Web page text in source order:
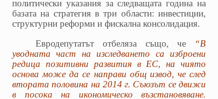
политически указания за следващата година на
базата на стратегия в три области: инвестиции,
структурни реформи и фискална консолидация.
Евродепутатът отбеляза също, че “В
уводната част на изследването са изброени
редица позитивни развития в ЕС, на чиято
основа може да се направи общ извод, че след
втората половина на 2014 г. Съюзът се движи
в посока на икономическо възстановяване.